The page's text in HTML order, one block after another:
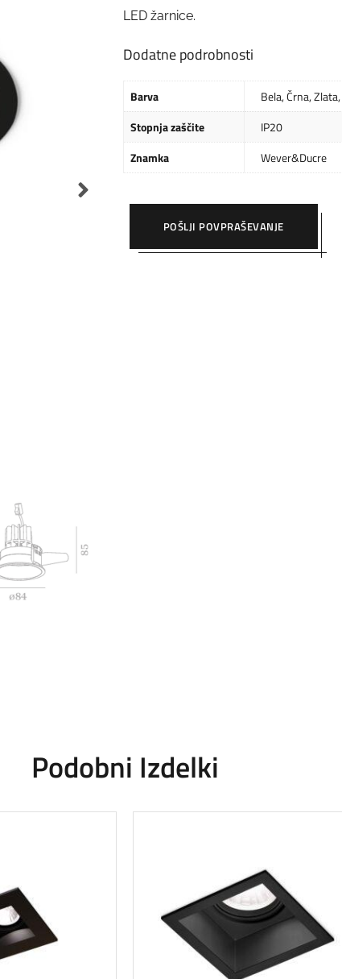
LED žarnice.
Dodatne podrobnosti
Barva Bela,Črna,Zlata,
Stopnja zaščite
IP20
Znamka
Wever&Ducre
POŠLJI POVPRAŠEVANJE
Podobni Izdelki